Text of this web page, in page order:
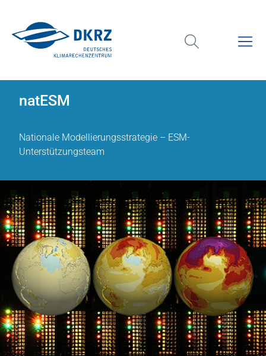
natESM
Nationale Modellierungsstrategie – ESM-
Unterstützungsteam